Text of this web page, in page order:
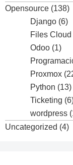
Opensource (138)
Django (6)
Files Cloud
Odoo (1)
Proxmox
Python (13)
Ticketing
wordpress
Uncategorized (4)